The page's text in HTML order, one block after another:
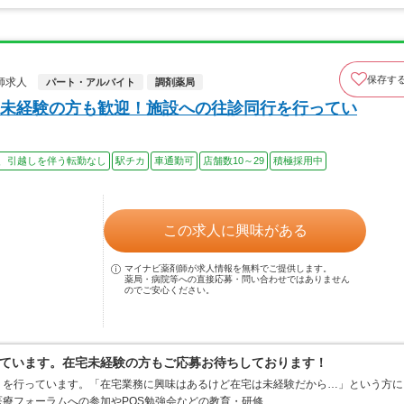
求人 パート・アルバイト 調剤薬局 保存す
験の方も歓迎！施設への往診同行を行ってい
引越しを伴う転勤なし 駅チカ 車通勤可 店舗数10～29 積極採用中
この求人に興味がある
マイナビ薬剤師が求人情報を無料でご提供します。
薬局・病院等への直接応募・問い合わせではありません
のでご安心ください。
います。在宅未経験の方もご応募お待ちしております！
行っています。「在宅業務に興味はあるけど在宅は未経験だから…」という方に
フォーラムへの参加やPOS勉強会などの教育・研修…